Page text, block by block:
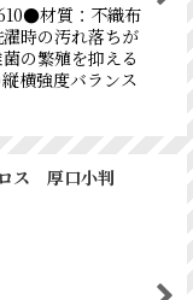
材質：不織布
時の汚れ落ちが
の繁殖を抑える
横強度バランス
ロス 厚口小判